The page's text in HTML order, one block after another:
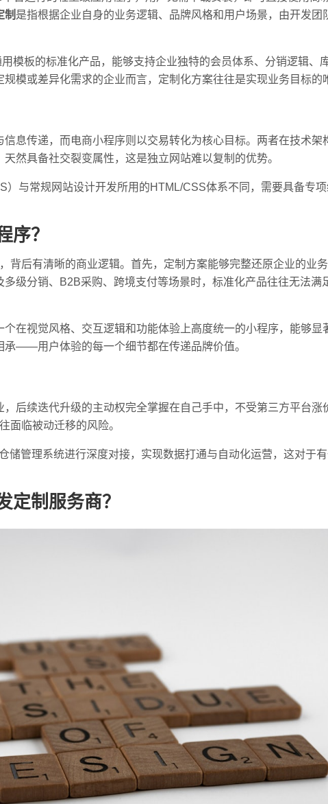
制 是指根据企业自身的业务逻辑、品牌风格和用户场景，由开发团
模板的标准化产品，能够支持企业独特的会员体系、分销逻辑、
模或差异化需求的企业而言，定制化方案往往是实现业务目标的
息传递，而电商小程序则以交易转化为核心目标。两者在技术架
然具备社交裂变属性，这是独立网站难以复制的优势。
）与常规网站设计开发所用的HTML/CSS体系不同，需要具备专
序？
背后有清晰的商业逻辑。首先，定制方案能够完整还原企业的业
级分销、B2B采购、跨境支付等场景时，标准化产品往往无法满
在视觉风格、交互逻辑和功能体验上高度统一的小程序，能够显
——用户体验的每一个细节都在传递品牌价值。
后续迭代升级的主动权完全掌握在自己手中，不受第三方平台涨
面临被动迁移的风险。
储管理系统进行深度对接，实现数据打通与自动化运营，这对于有
定制服务商？